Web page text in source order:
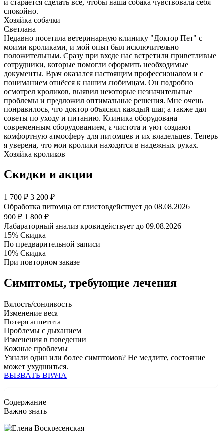
и старается сделать всё, чтобы наша собака чувствовала себя
спокойно.
Хозяйка собачки
Светлана
Недавно посетила ветеринарную клинику "Доктор Пет" с
моими кроликами, и мой опыт был исключительно
положительным. Сразу при входе нас встретили приветливые
сотрудники, которые помогли оформить необходимые
документы. Врач оказался настоящим профессионалом и с
пониманием отнёсся к нашим любимцам. Он подробно
осмотрел кроликов, выявил некоторые незначительные
проблемы и предложил оптимальные решения. Мне очень
понравилось, что доктор объяснял каждый шаг, а также дал
советы по уходу и питанию. Клиника оборудована
современным оборудованием, а чистота и уют создают
комфортную атмосферу для питомцев и их владельцев. Теперь
я уверена, что мои кролики находятся в надежных руках.
Хозяйка кроликов
Скидки и акции
1 700 ₽ 3 200 ₽
Обработка питомца от глистовдействует до 08.08.2026
900 ₽ 1 800 ₽
Лабараторный анализ кровидействует до 09.08.2026
15% Скидка
По предварительной записи
10% Скидка
При повторном заказе
Симптомы, требующие лечения
Вялость/сонливость
Изменение веса
Потеря аппетита
Проблемы с дыханием
Изменения в поведении
Кожные проблемы
Узнали один или более симптомов? Не медлите, состояние
может ухудшиться.
ВЫЗВАТЬ ВРАЧА
Содержание
Важно знать